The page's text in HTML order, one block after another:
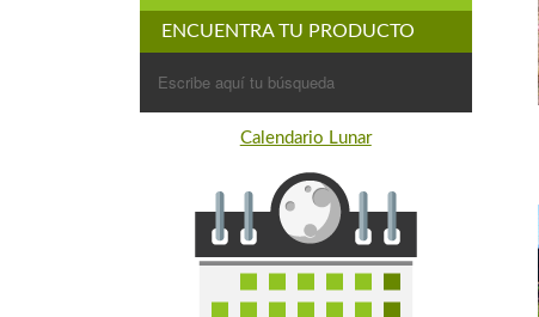
ENCUENTRA TU PRODUCTO
Calendario Lunar